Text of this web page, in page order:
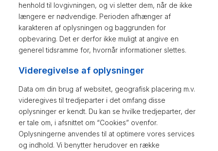
henhold til lovgivningen, og vi sletter dem, når de ikke
længere er nødvendige. Perioden afhænger af
karakteren af oplysningen og baggrunden for
opbevaring. Det er derfor ikke muligt at angive en
generel tidsramme for, hvornår informationer slettes.
Videregivelse af oplysninger
Data om din brug af websitet, geografisk placering m.v.
videregives til tredjeparter i det omfang disse
oplysninger er kendt. Du kan se hvilke tredjeparter, der
er tale om, i afsnittet om “Cookies” ovenfor.
Oplysningerne anvendes til at optimere vores services
og indhold. Vi benytter herudover en række